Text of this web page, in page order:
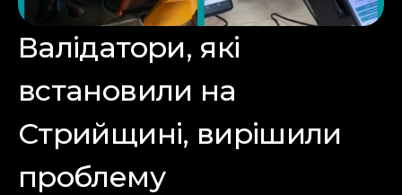
Валідатори, які
встановили на
Стрийщині, вирішили
проблему